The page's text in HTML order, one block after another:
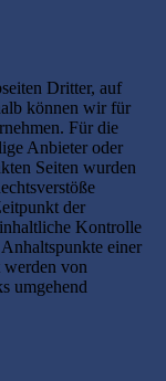
Dritter, auf
können wir für
Für die
Anbieter oder
Seiten wurden
der
Kontrolle
einer
werden von
umgehend